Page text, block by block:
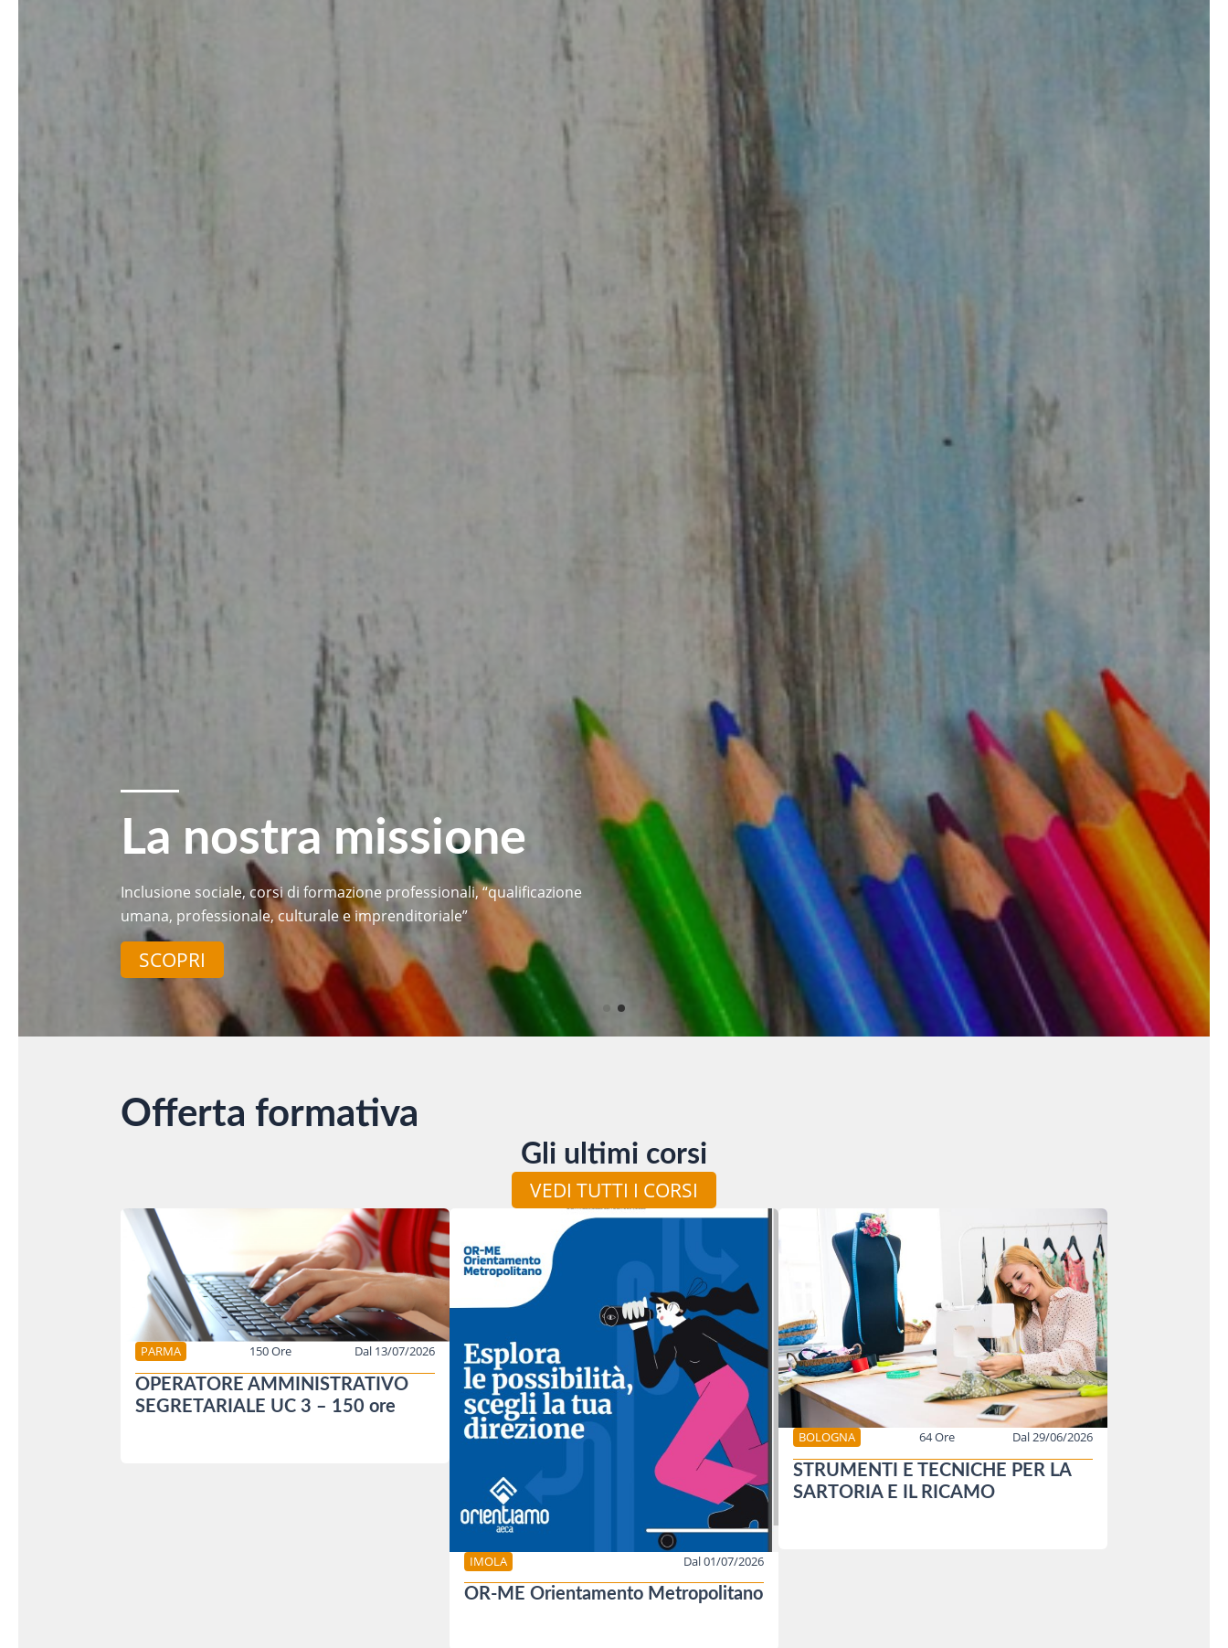
Identità
Inclusione sociale, corsi di formazione professionali, “qualificazione
umana, professionale, culturale e imprenditoriale”
SCOPRI
Offerta formativa
Gli ultimi corsi
VEDI TUTTI I CORSI
PARMA 150 Ore Dal 13/07/2026
OPERATORE AMMINISTRATIVO
SEGRETARIALE UC 3 – 150 ore
IMOLA Dal 01/07/2026
OR-ME Orientamento Metropolitano
BOLOGNA 64 Ore Dal 29/06/2026
STRUMENTI E TECNICHE PER LA
SARTORIA E IL RICAMO